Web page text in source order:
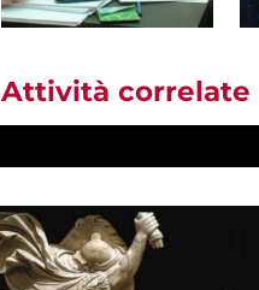
Attività correlate